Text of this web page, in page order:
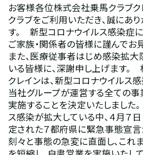
お客様各位株式会社乗馬クラブク
クラブをご利用いただき、誠にあ
す。　新型コロナウイルス感染症
ご家族・関係者の皆様に謹んでお
また、医療従事者はじめ感染拡
いる皆様に、深謝申し上げます。
クレインは、新型コロナウイルス
当社グループが運営する全ての
実施することを決定いたしました
ス感染が拡大している中、４月７日
定された７都府県に緊急事態宣言
刻々と事態の急変に直面し、これ